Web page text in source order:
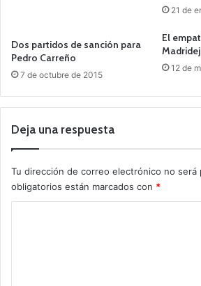
21 de
Dos partidos de sanción para
Pedro Carreño
7 de octubre de 2015
El
12 de
Deja una respuesta
Tu dirección de correo electrónico no será
obligatorios están marcados con *